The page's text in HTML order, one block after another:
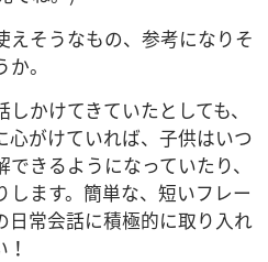
えそうなもの、参考になりそ
。
かけてきていたとしても、
心がけていれば、子供はいつ
きるようになっていたり、
ます。簡単な、短いフレー
日常会話に積極的に取り入れ